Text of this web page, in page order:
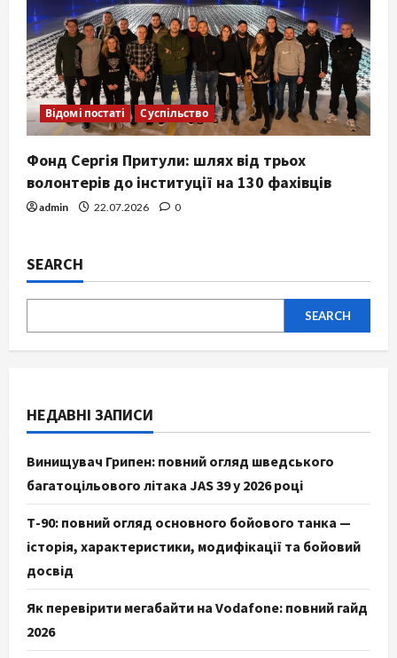
Відомі постаті Суспільство
Фонд Сергія Притули: шлях від трьох
волонтерів до інституції на 130 фахівців
admin 22.07.2026 0
SEARCH
SEARCH
НЕДАВНІ ЗАПИСИ
Винищувач Грипен: повний огляд шведського
багатоцільового літака JAS 39 у 2026 році
Т-90: повний огляд основного бойового танка —
історія, характеристики, модифікації та бойовий
досвід
Як перевірити мегабайти на Vodafone: повний гайд
2026